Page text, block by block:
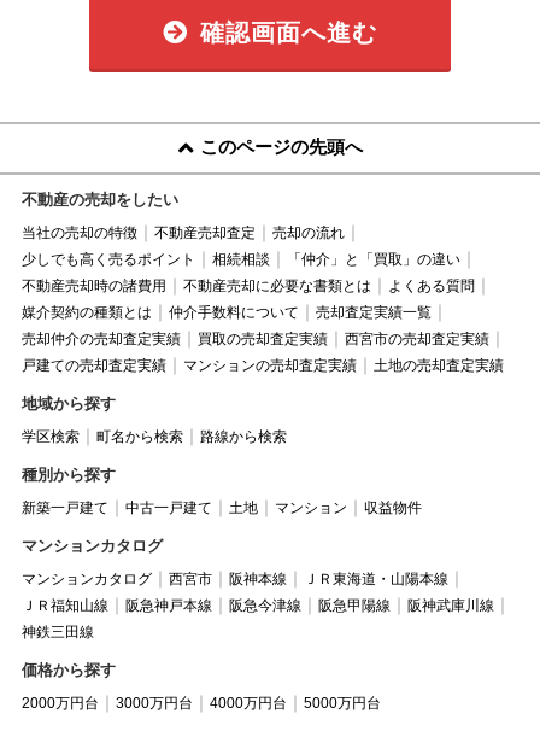
確認画面へ進む
このページの先頭へ
不動産の売却をしたい
当社の売却の特徴 不動産売却査定
売却の流れ
少しでも高く売るポイント
相続相談
「仲介」と「買取」の違い
不動産売却時の諸費用
不動産売却に必要な書類とは
よくある質問
媒介契約の種類とは
仲介手数料について
売却査定実績一覧
売却仲介の売却査定実績
買取の売却査定実績
西宮市の売却査定実績
戸建ての売却査定実績
マンションの売却査定実績 土地の売却査定実績
地域から探す
学区検索 町名から検索 路線から検索
種別から探す
新築一戸建て 中古一戸建て 土地 マンション 収益物件
マンションカタログ
マンションカタログ 西宮市 阪神本線
ＪＲ東海道・山陽本線
ＪＲ福知山線
阪急神戸本線 阪急今津線 阪急甲陽線
阪神武庫川線
神鉄三田線
価格から探す
2000万円台 3000万円台 4000万円台 5000万円台